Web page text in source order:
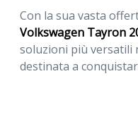
Con la sua vasta
Volkswagen Tayron
soluzioni più versatili
destinata a